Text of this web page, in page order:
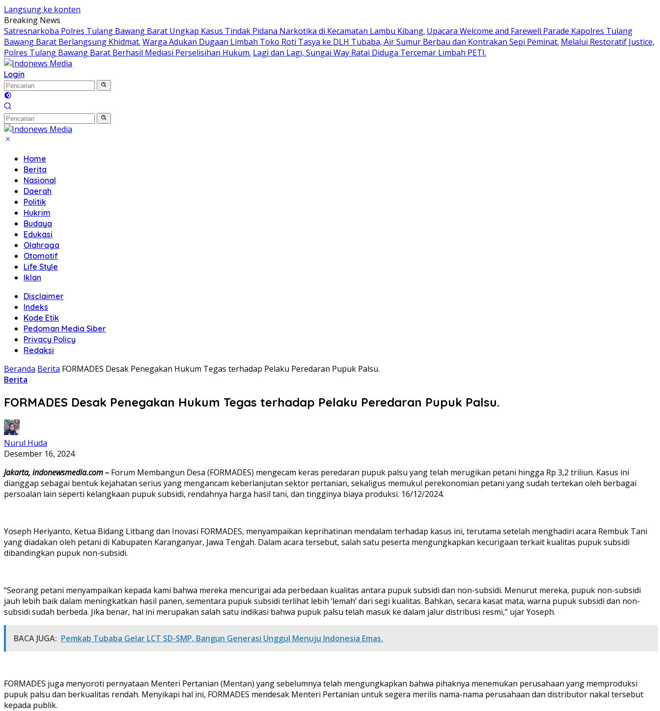
Langsung ke konten
Breaking News
Satresnarkoba Polres Tulang Bawang Barat Ungkap Kasus Tindak Pidana Narkotika di Kecamatan Lambu Kibang. Upacara Welcome and Farewell Parade Kapolres Tulang
Bawang Barat Berlangsung Khidmat. Warga Adukan Dugaan Limbah Toko Roti Tasya ke DLH Tubaba, Air Sumur Berbau dan Kontrakan Sepi Peminat. Melalui Restoratif Justice,
Polres Tulang Bawang Barat Berhasil Mediasi Perselisihan Hukum. Lagi dan Lagi, Sungai Way Ratai Diduga Tercemar Limbah PETI.
Login
Home
Berita
Nasional
Daerah
Politik
Hukrim
Budaya
Edukasi
Olahraga
Otomotif
Life Style
Iklan
Disclaimer
Indeks
Kode Etik
Pedoman Media Siber
Privacy Policy
Redaksi
Beranda Berita FORMADES Desak Penegakan Hukum Tegas terhadap Pelaku Peredaran Pupuk Palsu.
Berita
FORMADES Desak Penegakan Hukum Tegas terhadap Pelaku Peredaran Pupuk Palsu.
Nurul Huda
Desember 16, 2024
Jakarta, indonewsmedia.com – Forum Membangun Desa (FORMADES) mengecam keras peredaran pupuk palsu yang telah merugikan petani hingga Rp 3,2 triliun. Kasus ini
dianggap sebagai bentuk kejahatan serius yang mengancam keberlanjutan sektor pertanian, sekaligus memukul perekonomian petani yang sudah tertekan oleh berbagai
persoalan lain seperti kelangkaan pupuk subsidi, rendahnya harga hasil tani, dan tingginya biaya produksi. 16/12/2024.
Yoseph Heriyanto, Ketua Bidang Litbang dan Inovasi FORMADES, menyampaikan keprihatinan mendalam terhadap kasus ini, terutama setelah menghadiri acara Rembuk Tani
yang diadakan oleh petani di Kabupaten Karanganyar, Jawa Tengah. Dalam acara tersebut, salah satu peserta mengungkapkan kecurigaan terkait kualitas pupuk subsidi
dibandingkan pupuk non-subsidi.
“Seorang petani menyampaikan kepada kami bahwa mereka mencurigai ada perbedaan kualitas antara pupuk subsidi dan non-subsidi. Menurut mereka, pupuk non-subsidi
jauh lebih baik dalam meningkatkan hasil panen, sementara pupuk subsidi terlihat lebih ‘lemah’ dari segi kualitas. Bahkan, secara kasat mata, warna pupuk subsidi dan non-
subsidi sudah berbeda. Jika benar, hal ini merupakan salah satu indikasi bahwa pupuk palsu telah masuk ke dalam jalur distribusi resmi,” ujar Yoseph.
BACA JUGA: Pemkab Tubaba Gelar LCT SD-SMP, Bangun Generasi Unggul Menuju Indonesia Emas.
FORMADES juga menyoroti pernyataan Menteri Pertanian (Mentan) yang sebelumnya telah mengungkapkan bahwa pihaknya menemukan perusahaan yang memproduksi
pupuk palsu dan berkualitas rendah. Menyikapi hal ini, FORMADES mendesak Menteri Pertanian untuk segera merilis nama-nama perusahaan dan distributor nakal tersebut
kepada publik.